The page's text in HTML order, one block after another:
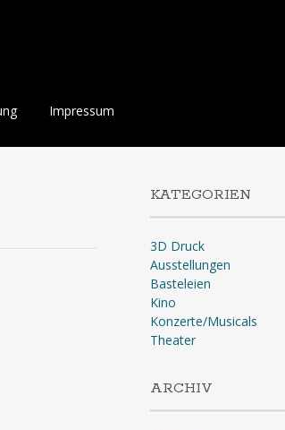
Impressum
KATEGORIEN
3D Druck
Ausstellungen
Basteleien
Kino
Konzerte/Musicals
Theater
ARCHIV